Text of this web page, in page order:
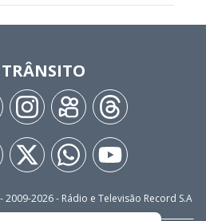
TRÂNSITO
2009-2026- Rádio e Televisão Record S.A